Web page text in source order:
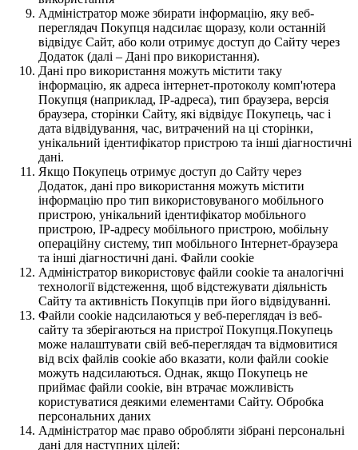
Адміністратор може збирати інформацію, яку веб-
переглядач Покупця надсилає щоразу, коли останній
відвідує Сайт, або коли отримує доступ до Сайту через
Додаток (далі – Дані про використання).
Дані про використання можуть містити таку
інформацію, як адреса інтернет-протоколу комп'ютера
Покупця (наприклад, IP-адреса), тип браузера, версія
браузера, сторінки Сайту, які відвідує Покупець, час і
дата відвідування, час, витрачений на ці сторінки,
унікальний ідентифікатор пристрою та інші діагностичні
дані.
Якщо Покупець отримує доступ до Сайту через
Додаток, дані про використання можуть містити
інформацію про тип використовуваного мобільного
пристрою, унікальний ідентифікатор мобільного
пристрою, IP-адресу мобільного пристрою, мобільну
операційну систему, тип мобільного Інтернет-браузера
та інші діагностичні дані. Файли cookie
Адміністратор використовує файли cookie та аналогічні
технології відстеження, щоб відстежувати діяльність
Сайту та активність Покупців при його відвідуванні.
Файли cookie надсилаються у веб-переглядач із веб-
сайту та зберігаються на пристрої Покупця.Покупець
може налаштувати свій веб-переглядач та відмовитися
від всіх файлів cookie або вказати, коли файли cookie
можуть надсилаються. Однак, якщо Покупець не
приймає файли cookie, він втрачає можливість
користуватися деякими елементами Сайту. Обробка
персональних даних
Адміністратор має право обробляти зібрані персональні
дані для наступних цілей: